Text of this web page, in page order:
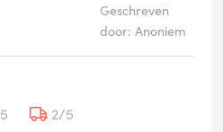
verantwoordelijkheid
verwacht dan bij een
te betalen, deden ze plots
was gemaakt en moest
betalen voor de andere
als pure misleiding.
Geschreven
door: Anoniem
2/5